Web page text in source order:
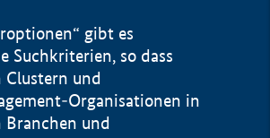
gibt es
Suchkriterien, so dass
Clustern und
Organisationen in
und
/ BKG 2015